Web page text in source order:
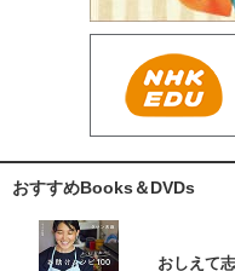
おすすめBooks＆DVDs
おしえて